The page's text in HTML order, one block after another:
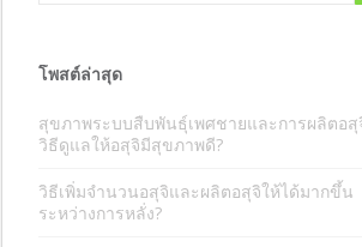
โพสต์ล่าสุด
สุขภาพระบบสืบพันธุ์เพศชายและการผลิตอสุ
วิธีดูแลให้อสุจิมีสุขภาพดี?
วิธีเพิ่มจำนวนอสุจิและผลิตอสุจิให้ได้มากขึ้น
ระหว่างการหลั่ง?